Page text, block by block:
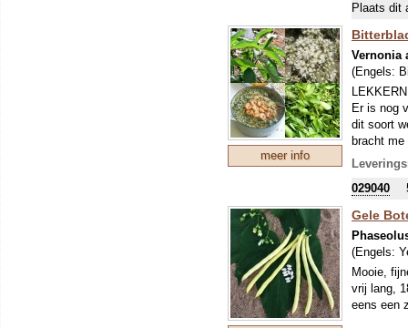
Plaats dit
meer info
Vernonia
(Engels:
Er is nog
dit soort
bracht
De plant
die uit
kan na
Bitterblad
gerecht
gebruik in
029040
Gele
(Engels:
Mooie,
vrij lang,
eens een